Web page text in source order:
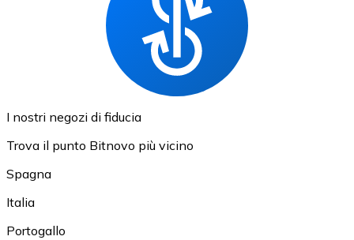
I nostri negozi di fiducia
Trova il punto Bitnovo più vicino
Spagna
Italia
Portogallo